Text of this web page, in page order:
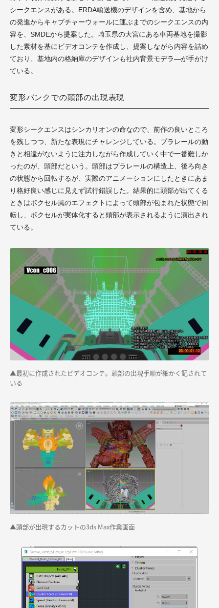
シークエンスがある。ERDA輸送機のデザインを含め、基地から
の発進からキャプチャーウォールに運ぶまでのシークエンスの内
容を、SMDEから提案した。埼玉県の大宮にある車両基地を撮影
した素材を基にビデオコンテを作成し、提案しながら内容を詰め
ており、基地内の格納庫のデザインも社内背景モデラ―が手がけ
ている。
変形バンクでの頭部の出現表現
変形シークエンスはシンカリオンの命なので、前作の良いところ
を残しつつ、新たな表現にチャレンジしている。プラレールの動
きと相違がないように注力しながら作成していく中で一番難しか
ったのが、頭部だという。頭部はプラレールの構造上、後ろ向き
の状態から回転するが、実際のアニメーションにしたときにあま
り格好良い感じに見えず試行錯誤した。結果的に頭部が出てくる
ときはボクセル風のエフェクトによって頭部が包まれた状態で回
転し、ボクセルが実体化すると頭部が表示されるように演出され
ている。
▲最初に作成されたビデオコンテ。頭部の出現手順が細かく記されて
いる
▲頭部が出現するカットの3ds Max作業画面